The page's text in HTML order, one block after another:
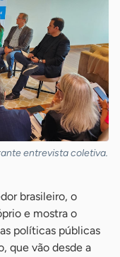
entrevista coletiva.
brasileiro, o
e mostra o
políticas públicas
que vão desde a